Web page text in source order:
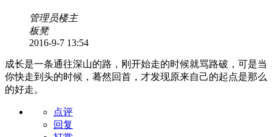
管理员楼主
板凳
2016-9-7 13:54
成长是一条通往深山的路，刚开始走的时候就骂路破，可是当
你快走到头的时候，蓦然回首，才发现原来自己的起点是那么
的好走。
点评
回复